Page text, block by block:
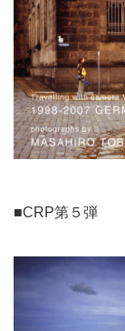
■CRP第５弾